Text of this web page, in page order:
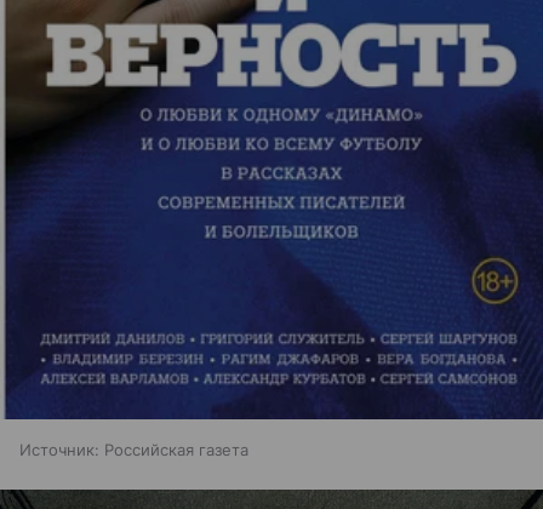
Источник: Российская газета